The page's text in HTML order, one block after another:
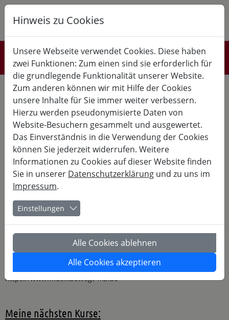
K B
Referent*innen
Ich liebe es, Menschen durch musikalische Prozesse mit ihrem
kreativen Potential in Verbindung zu bringen und dabei
Teamgeist zu fördern. Dadurch gelingt es, einen leichten
Zugang zu individuellen Ressourcen zu erschließen, welche
grundlegend für die mentale Gesundheit sind. Diese
Leidenschaft war und ist der Kern meiner beruflichen Tätigkeit
in der Kinder-, Jugend- und Erwachsenenbildung.
Als studierter Pädagoge (Musik und Geschichte) habe ich 22
Jahre lang mit Kindern und Jugendlichen an der Schule
gearbeitet und parallel dazu seit 2017 Workshops, Seminare
und Events für Erwachsene angeboten. Seit 2024 bin ich
freiberuflich tätig und habe u.a. Aus- und Fortbildungen zum
Resilienz-Trainer und systemischen Teamcoach absolviert.
Als Musiker und Songwriter liebe ich die Vielseitigkeit und die
Weltmusik. Ich bin Sänger und Bassist der Balkan- und
Klezmerband „Schmackes“, war 8 Jahre Teil einer Samba-
Percussiongruppe und habe zahlreiche Tanzfortbildungen
https://www.musikbewegt-mz.de
Meine nächsten Kurse:
Hinweis zu Cookies
Unsere Webseite verwendet Cookies. Diese haben
zwei Funktionen: Zum einen sind sie erforderlich für
die grundlegende Funktionalität unserer Website.
Zum anderen können wir mit Hilfe der Cookies
unsere Inhalte für Sie immer weiter verbessern.
Hierzu werden pseudonymisierte Daten von
Website-Besuchern gesammelt und ausgewertet.
Das Einverständnis in die Verwendung der Cookies
können Sie jederzeit widerrufen. Weitere
Informationen zu Cookies auf dieser Website finden
Sie in unserer Datenschutzerklärung und zu uns im
Impressum.
Einstellungen
Alle Cookies ablehnen
Alle Cookies akzeptieren